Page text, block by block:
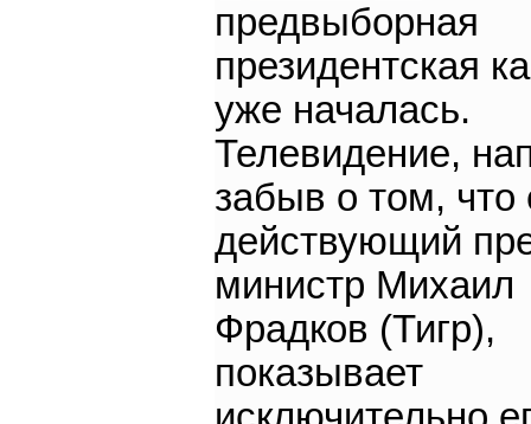
предвыборная
президентская
уже началась.
Телевидение,
забыв о том, что
действующий
министр Михаил
Фрадков (Тигр),
показывает